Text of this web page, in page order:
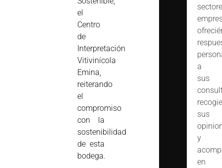
el
Centro
de
Interpretación
Vitivinícola
Emina,
reiterando
el
compromiso
con la
sostenibilidad
de esta
bodega.
a
sus
sus
y
en